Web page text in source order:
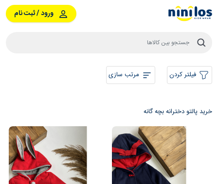
ورود / ثبت نام
فیلتر کردن مرتب سازی
خرید پالتو دخترانه بچه گانه